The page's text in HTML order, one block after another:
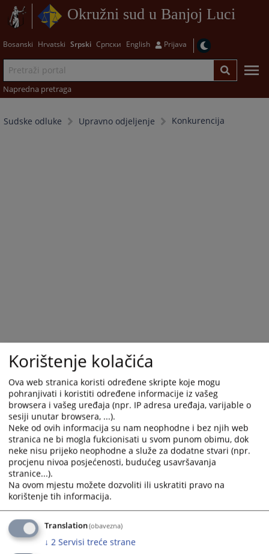
Okružni sud u Banjoj Luci
Bosanski Hrvatski Srpski Српски English Prijava
Napredna pretraga
Sudske odluke Upravno odjeljenje Konkurencija
Trenutno nema vijesti
Korištenje kolačića
Ova web stranica koristi određene skripte koje mogu
pohranjivati i koristiti određene informacije iz vašeg
browsera i vašeg uređaja (npr. IP adresa uređaja, varijable o
sesiji unutar browsera, ...).
Neke od ovih informacija su nam neophodne i bez njih web
stranica ne bi mogla fukcionisati u svom punom obimu, dok
neke nisu prijeko neophodne a služe za dodatne stvari (npr.
procjenu nivoa posjećenosti, budućeg usavršavanja
stranice...).
Na ovom mjestu možete dozvoliti ili uskratiti pravo na
korištenje tih informacija.
Translation(obavezna)
↓ 2 Servisi treće strane